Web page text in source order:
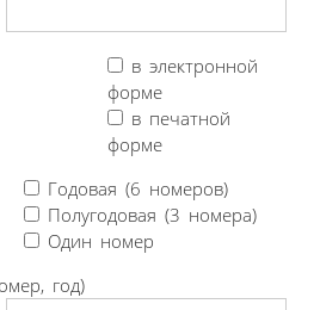
в электронной
форме
в печатной
форме
Годовая (6 номеров)
Полугодовая (3 номера)
Один номер
год)